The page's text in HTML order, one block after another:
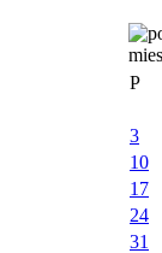
P
3
10
17
24
31